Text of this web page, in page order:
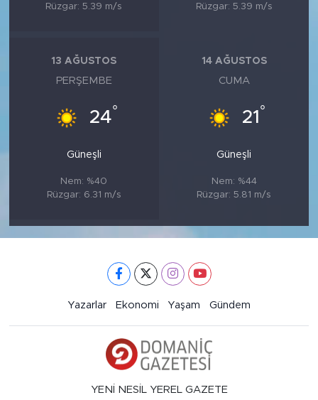
Rüzgar: 5.39 m/s
Rüzgar: 5.39 m/s
13 AĞUSTOS
PERŞEMBE
24°
Güneşli
Nem: %40
Rüzgar: 6.31 m/s
14 AĞUSTOS
CUMA
21 °
Güneşli
Nem: %44
Rüzgar: 5.81 m/s
Yazarlar Ekonomi Yaşam Gündem
YENİ NESİL YEREL GAZETE